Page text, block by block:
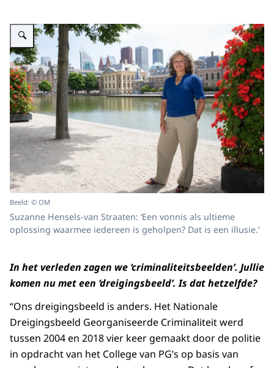
Vergroot afbeelding Suzanne Hensels-van Straaten
Beeld: © OM
Suzanne Hensels-van Straaten: ‘Een vonnis als ultieme
oplossing waarmee iedereen is geholpen? Dat is een illusie.’
In het verleden zagen we ‘criminaliteitsbeelden’. Jullie
komen nu met een ‘dreigingsbeeld’. Is dat hetzelfde?
“Ons dreigingsbeeld is anders. Het Nationale
Dreigingsbeeld Georganiseerde Criminaliteit werd
tussen 2004 en 2018 vier keer gemaakt door de politie
in opdracht van het College van PG’s op basis van